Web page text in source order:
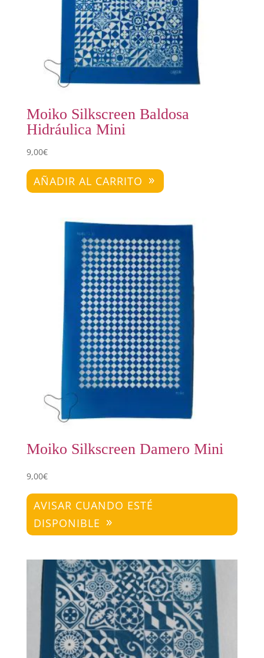
Moiko Silkscreen Baldosa
Hidráulica Mini
9,00€
AÑADIR AL CARRITO
Moiko Silkscreen Damero Mini
9,00€
AVISAR CUANDO ESTÉ
DISPONIBLE